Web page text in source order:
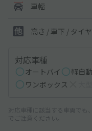
車幅
高さ / 車下 / タイ
対応車種
オートバイ 軽自
ワンボックス
対応車種に該当する車両でも
でご注意ください。